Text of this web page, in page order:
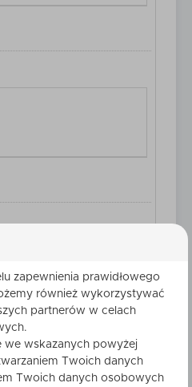
zapewnienia prawidłowego
również wykorzystywać
partnerów w celach
we wskazanych powyżej
Twoich danych
Twoich danych osobowych